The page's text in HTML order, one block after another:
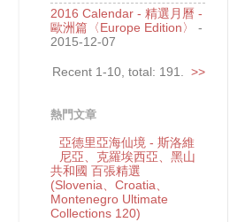
2016 Calendar - 精選月曆 -
歐洲篇〈Europe Edition〉
-
2015-12-07
Recent 1-10, total: 191. >>
熱門文章
亞德里亞海仙境 - 斯洛維
尼亞、克羅埃西亞、黑山
共和國 百張精選
(Slovenia、Croatia、
Montenegro Ultimate
Collections 120)